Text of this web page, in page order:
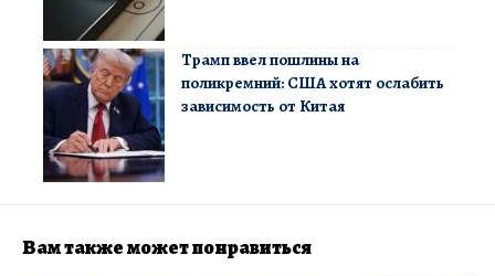
Трамп ввел пошлины на
поликремний: США хотят ослабить
зависимость от Китая
Вам также может понравиться